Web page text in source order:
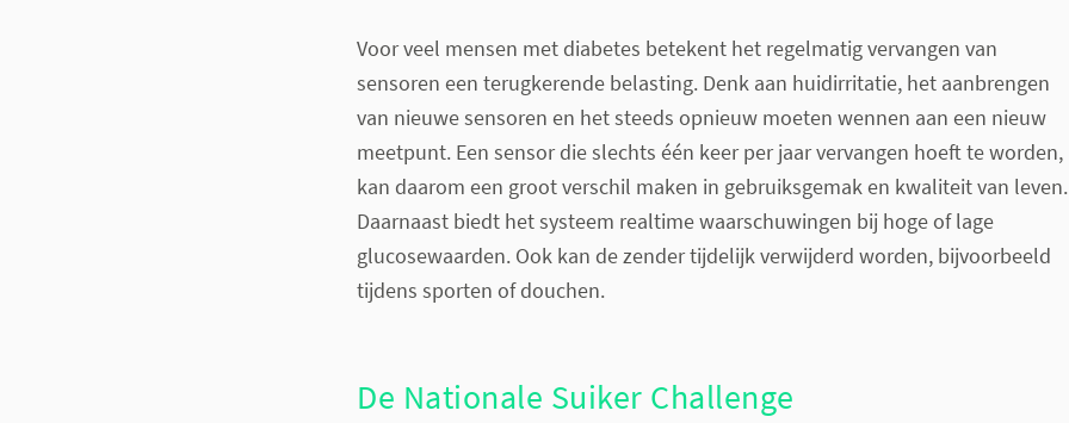
Voor veel mensen met diabetes betekent het regelmatig vervangen van
sensoren een terugkerende belasting. Denk aan huidirritatie, het aanbrengen
van nieuwe sensoren en het steeds opnieuw moeten wennen aan een nieuw
meetpunt. Een sensor die slechts één keer per jaar vervangen hoeft te worden,
kan daarom een groot verschil maken in gebruiksgemak en kwaliteit van leven.
Daarnaast biedt het systeem realtime waarschuwingen bij hoge of lage
glucosewaarden. Ook kan de zender tijdelijk verwijderd worden, bijvoorbeeld
tijdens sporten of douchen.
De Nationale Suiker Challenge